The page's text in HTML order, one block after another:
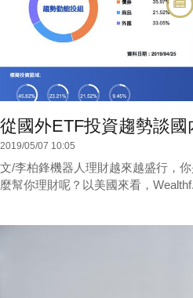
從國外ETF投資趨勢談
2019/05/07 10:05
文/李柏鋒機器人理財越來越盛行，
麼幫你理財呢？以美國來看，